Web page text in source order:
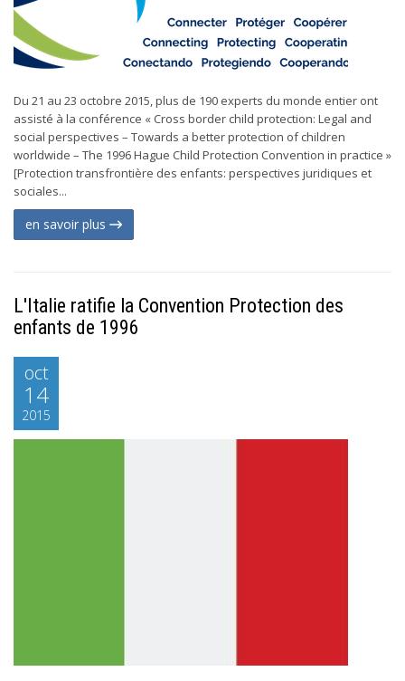
Du 21 au 23 octobre 2015, plus de 190 experts du monde entier ont
assisté à la conférence « Cross border child protection: Legal and
social perspectives – Towards a better protection of children
worldwide – The 1996 Hague Child Protection Convention in practice »
[Protection transfrontière des enfants: perspectives juridiques et
sociales...
en savoir plus
L'Italie ratifie la Convention Protection des
enfants de 1996
oct
14
2015